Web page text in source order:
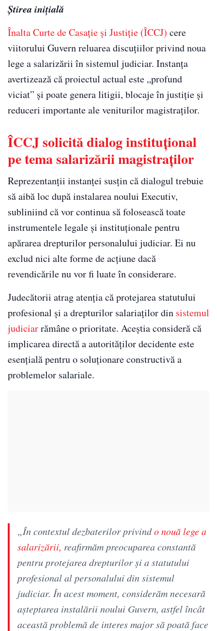
Știrea inițială
Înalta Curte de Casație și Justiție (ÎCCJ) cere
viitorului Guvern reluarea discuțiilor privind noua
lege a salarizării în sistemul judiciar. Instanța
avertizează că proiectul actual este „profund
viciat” și poate genera litigii, blocaje în justiție și
reduceri importante ale veniturilor magistraților.
ÎCCJ solicită dialog instituțional
pe tema salarizării magistraților
Reprezentanții instanței susțin că dialogul trebuie
să aibă loc după instalarea noului Executiv,
subliniind că vor continua să folosească toate
instrumentele legale și instituționale pentru
apărarea drepturilor personalului judiciar. Ei nu
exclud nici alte forme de acțiune dacă
revendicările nu vor fi luate în considerare.
Judecătorii atrag atenția că protejarea statutului
profesional și a drepturilor salariaților din sistemul
judiciarrămâne o prioritate. Aceștia consideră că
implicarea directă a autorităților decidente este
esențială pentru o soluționare constructivă a
problemelor salariale.
„În contextul dezbaterilor privindo nouă lege a
salarizării, reafirmăm preocuparea constantă
pentru protejarea drepturilor și a statutului
profesional al personalului din sistemul
judiciar. În acest moment, considerăm necesară
așteptarea instalării noului Guvern, astfel încât
această problemă de interes major să poată face